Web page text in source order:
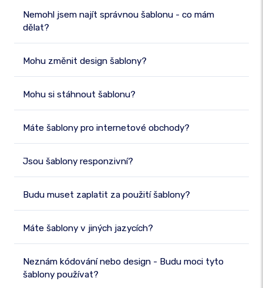
Nemohl jsem najít správnou šablonu - co mám
dělat?
Mohu změnit design šablony?
Mohu si stáhnout šablonu?
Máte šablony pro internetové obchody?
Jsou šablony responzivní?
Budu muset zaplatit za použití šablony?
Máte šablony v jiných jazycích?
Neznám kódování nebo design - Budu moci tyto
šablony používat?